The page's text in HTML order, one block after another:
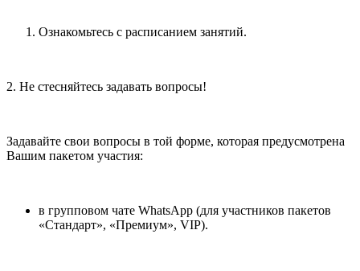
Ознакомьтесь с расписанием занятий.
2. Не стесняйтесь задавать вопросы!
Задавайте свои вопросы в той форме, которая предусмотрена
Вашим пакетом участия:
в групповом чате WhatsApp (для участников пакетов
«Стандарт», «Премиум», VIP).